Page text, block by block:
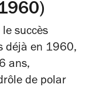
succès
déjà en 1960,
ans,
de polar